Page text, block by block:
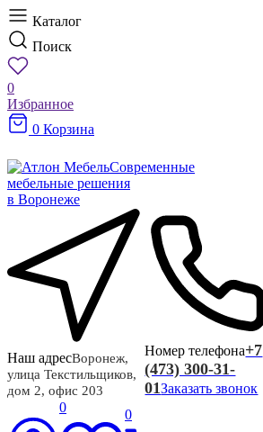
Каталог
Поиск
0
Избранное
0 Корзина
Современные
мебельные решения
в Воронеже
Наш адресВоронеж,
улица Текстильщиков,
дом 2, офис 203
Номер телефона+7
(473) 300-31-
01Заказать звонок
0 0